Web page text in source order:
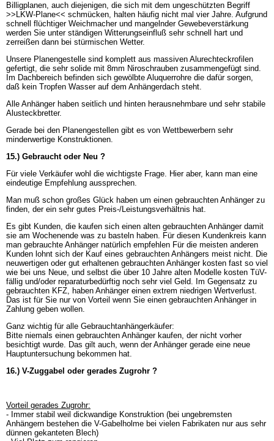
Billigplanen, auch diejenigen, die sich mit dem ungeschützten Begriff
>>LKW-Plane<< schmücken, halten häufig nicht mal vier Jahre. Aufgrund
schnell flüchtiger Weichmacher und mangelnder Gewebeverstärkung
werden Sie unter ständigen Witterungseinfluß sehr schnell hart und
zerreißen dann bei stürmischen Wetter.
Unsere Planengestelle sind komplett aus massiven Alurechteckrofilen
gefertigt, die sehr solide mit 8mm Niroschrauben zusammengefügt sind.
Im Dachbereich befinden sich gewölbte Aluquerrohre die dafür sorgen,
daß kein Tropfen Wasser auf dem Anhängerdach steht.
Alle Anhänger haben seitlich und hinten herausnehmbare und sehr stabile
Alusteckbretter.
Gerade bei den Planengestellen gibt es von Wettbewerbern sehr
minderwertige Konstruktionen.
15.) Gebraucht oder Neu ?
Für viele Verkäufer wohl die wichtigste Frage. Hier aber, kann man eine
eindeutige Empfehlung aussprechen.
Man muß schon großes Glück haben um einen gebrauchten Anhänger zu
finden, der ein sehr gutes Preis-/Leistungsverhältnis hat.
Es gibt Kunden, die kaufen sich einen alten gebrauchten Anhänger damit
sie am Wochenende was zu basteln haben. Für diesen Kundenkreis kann
man gebrauchte Anhänger natürlich empfehlen Für die meisten anderen
Kunden lohnt sich der Kauf eines gebrauchten Anhängers meist nicht. Die
neuwertigen oder gut erhaltenen gebrauchten Anhänger kosten fast so viel
wie bei uns Neue, und selbst die über 10 Jahre alten Modelle kosten TüV-
fällig und/oder reparaturbedürftig noch sehr viel Geld. Im Gegensatz zu
gebrauchten KFZ, haben Anhänger einen extrem niedrigen Wertverlust.
Das ist für Sie nur von Vorteil wenn Sie einen gebrauchten Anhänger in
Zahlung geben wollen.
Ganz wichtig für alle Gebrauchtanhängerkäufer:
Bitte niemals einen gebrauchten Anhänger kaufen, der nicht vorher
besichtigt wurde. Das gilt auch, wenn der Anhänger gerade eine neue
Hauptuntersuchung bekommen hat.
16.) V-Zuggabel oder gerades Zugrohr ?
Vorteil gerades Zugrohr:
- Immer stabil weil dickwandige Konstruktion (bei ungebremsten
Anhängern bestehen die V-Gabelholme bei vielen Fabrikaten nur aus sehr
dünnen gekanteten Blech)